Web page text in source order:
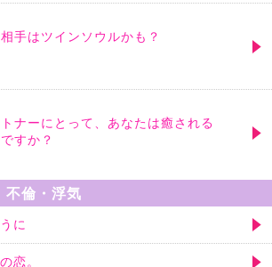
手はツインソウルかも？
ナーにとって、あなたは癒される
すか？
不倫・浮気
に
恋。